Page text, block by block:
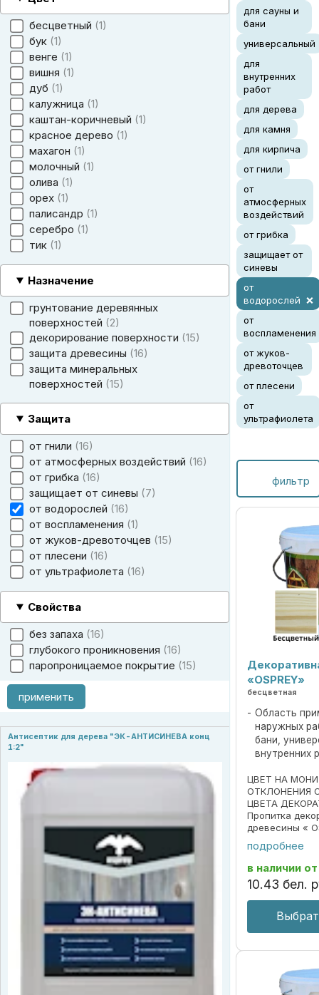
бесцветный 1
бук 1
венге 1
вишня 1
дуб 1
калужница 1
каштан-коричневый 1
красное дерево 1
махагон 1
молочный 1
олива 1
орех 1
палисандр 1
серебро 1
тик 1
Назначение
грунтование деревянных
поверхностей 2
декорирование поверхности 15
защита древесины 16
защита минеральных
поверхностей 15
Защита
от гнили 16
от атмосферных воздействий 16
от грибка 16
защищает от синевы
7
от водорослей 16
от воспламенения 1
от жуков-древоточцев 15
от плесени 16
от ультрафиолета 16
Свойства
без запаха 16
глубокого проникновения 16
паропроницаемое покрытие 15
применить
Антисептик для дерева "ЭК-АНТИСИНЕВА конц
1:2"
для сауны и
бани
универсальный
для
внутренних
работ
для дерева
для камня
для кирпича
от гнили
от
атмосферных
воздействий
от грибка
защищает от
синевы
от
водорослей
от
воспламенения
от жуков-
древоточцев
от плесени
от
ультрафиолета
фильтр
«OSPREY»
бесцветная
Область
наружных
бани,
внутренних
ЦВЕТ НА
ОТКЛОНЕНИЯ
ЦВЕТА
Пропитка
древесины «
Пропитка
декоративной
подробнее
в наличии от
10.43 бел.